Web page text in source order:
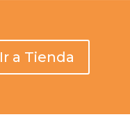
Ir a Tienda